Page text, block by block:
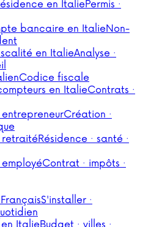
en ItaliePermis ·
bancaire en ItalieNon-
en ItalieAnalyse ·
Codice fiscale
en ItalieContrats ·
Création ·
Résidence · santé ·
Contrat · impôts ·
S'installer ·
ItalieBudget · villes ·